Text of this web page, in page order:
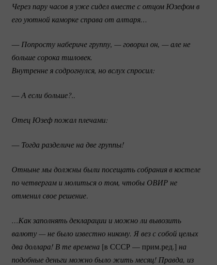
Через пару часов я уже сидел вместе с отцом Юзефом в
его уютной каморке справа от алтаря…
— Попросту набериче группу, — говорил он, — але не
больше сорока тшловек.
Внутренне я содрогнулся, но вслух спросил:
—А если больше?..
Отец Юзеф пожал плечами:
— Тогда разделиче на две группы!
Отныне мы должны были посещать собрания в костеле
по четвергам и молиться о том, чтобы ОВИР не
отменил свое решение.
…Как заполнять декларации и можно ли вывозить
валюту — не было известно никому. Я вез с собой целых
два доллара! В те времена [в СССР — прим.ред.] на
подобные деньги можно было жить месяц! Правда, из